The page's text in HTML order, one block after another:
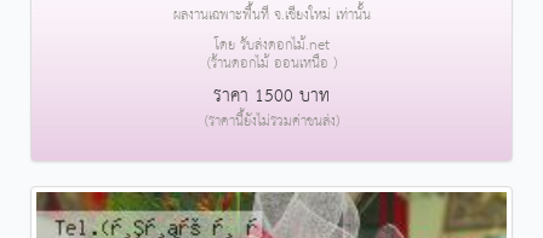
ผลงานเฉพาะพื้นที่ จ.เชียงใหม่ เท่านั้น
โดย รับส่งดอกไม้.net
(ร้านดอกไม้ ออนเหนือ )
ราคา 1500 บาท
(ราคานี้ยังไม่รวมค่าขนส่ง)